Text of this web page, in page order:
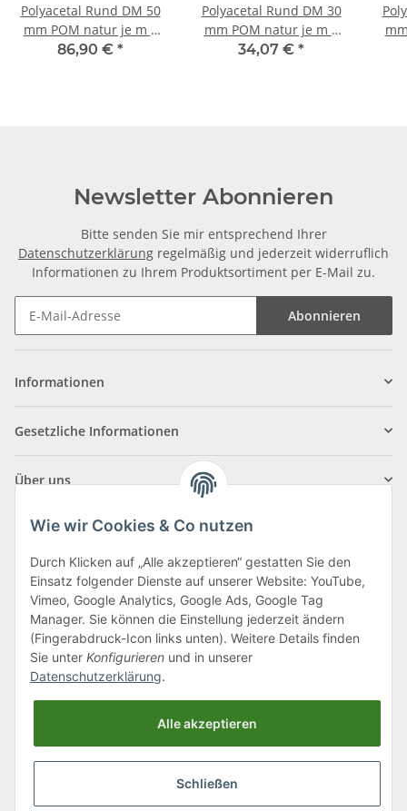
Polyacetal Rund DM 50
mm POM natur je m ±
5mm
86,90 € *
Polyacetal Rund DM 30
mm POM natur je m ±
5mm
34,07 € *
Newsletter Abonnieren
Bitte senden Sie mir entsprechend Ihrer
Datenschutzerklärung regelmäßig und jederzeit widerruflich
Informationen zu Ihrem Produktsortiment per E-Mail zu.
Abonnieren
Informationen
Gesetzliche Informationen
Über uns
Klagenfurter Straße 29
9556 Liebenfels
Montag bis Donnerstag: 8:00 bis 16:30 Uhr
Freitag: 8:00 bis 12:00 Uhr
Tel.:0043 (0) 4262 50900
office@cncshop.at
Wie wir Cookies & Co nutzen
Durch Klicken auf „Alle akzeptieren“ gestatten Sie den
Einsatz folgender Dienste auf unserer Website: YouTube,
Vimeo, Google Analytics, Google Ads, Google Tag
Manager. Sie können die Einstellung jederzeit ändern
(Fingerabdruck-Icon links unten). Weitere Details finden
Sie unter Konfigurieren und in unserer
Datenschutzerklärung.
Alle akzeptieren
Schließen